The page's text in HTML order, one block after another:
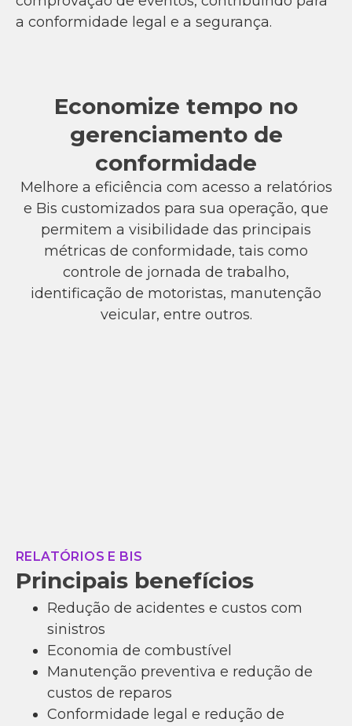
a conformidade legal e a segurança.
Economize tempo no
gerenciamento de
conformidade
Melhore a eficiência com acesso a relatórios
e Bis customizados para sua operação, que
permitem a visibilidade das principais
métricas de conformidade, tais como
controle de jornada de trabalho,
identificação de motoristas, manutenção
veicular, entre outros.
RELATÓRIOS E BIS
Principais benefícios
Redução de acidentes e custos com
sinistros
Economia de combustível
Manutenção preventiva e redução de
custos de reparos
Conformidade legal e redução de